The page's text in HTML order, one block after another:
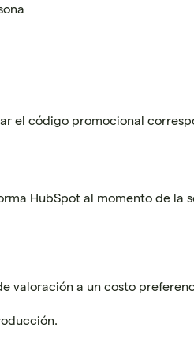
el código promocional
HubSpot al momento de la
valoración a un costo